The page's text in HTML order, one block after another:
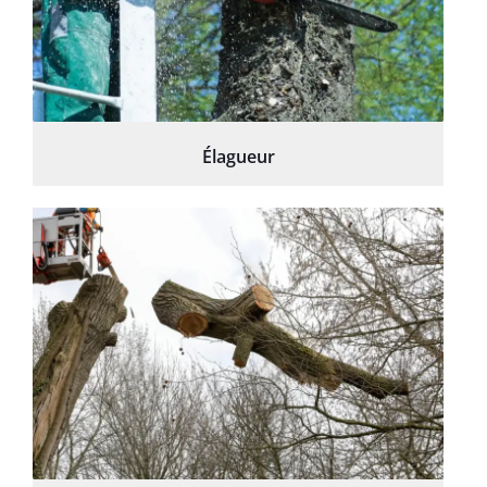
Élagueur